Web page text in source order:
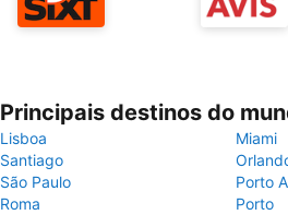
Principais destinos do
Lisboa
Miami
Santiago
São Paulo
Porto
Roma
Porto